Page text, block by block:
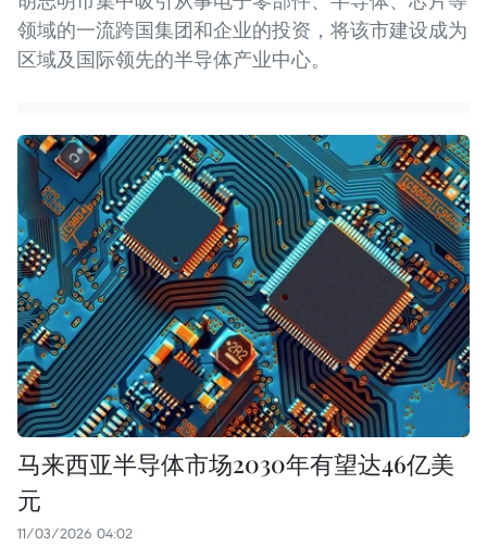
领域的一流跨国集团和企业的投资，将该市建设成为
区域及国际领先的半导体产业中心。
马来西亚半导体市场2030年有望达46亿美
元
11/03/2026 04:02